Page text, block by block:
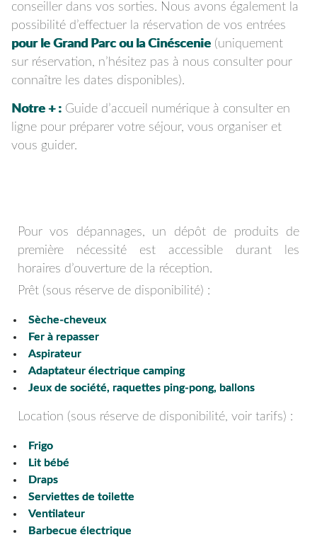
conseiller dans vos sorties. Nous avons également la
possibilité d’effectuer la réservation de vos entrées
pour le Grand Parc ou la Cinéscenie (uniquement
sur réservation, n’hésitez pas à nous consulter pour
connaître les dates disponibles).
Notre + : Guide d’accueil numérique à consulter en
ligne pour préparer votre séjour, vous organiser et
vous guider.
Pour vos dépannages, un dépôt de produits de
première nécessité est accessible durant les
horaires d’ouverture de la réception.
Prêt (sous réserve de disponibilité) :
Sèche-cheveux
Fer à repasser
Aspirateur
Adaptateur électrique camping
Jeux de société, raquettes ping-pong, ballons
Location (sous réserve de disponibilité, voir tarifs) :
Frigo
Lit bébé
Draps
Serviettes de toilette
Ventilateur
Barbecue électrique